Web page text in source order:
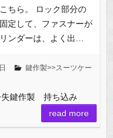
ちら。 ロック部分の
定して、ファスナーが
ンダーは、よく出…
鍵作製>>スーツケー
鍵作製 持ち込み
read more